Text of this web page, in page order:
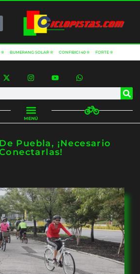
® BUMERANG SOLAR ® CONFIBICI 40 ® FORTE ®
MENÚ
Puebla, ¡necesario